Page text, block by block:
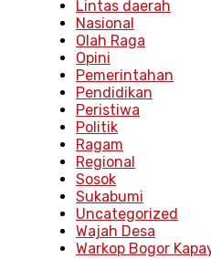
Lintas daerah
Nasional
Olah Raga
Opini
Pemerintahan
Pendidikan
Peristiwa
Politik
Ragam
Regional
Sosok
Sukabumi
Uncategorized
Wajah Desa
Warkop Bogor